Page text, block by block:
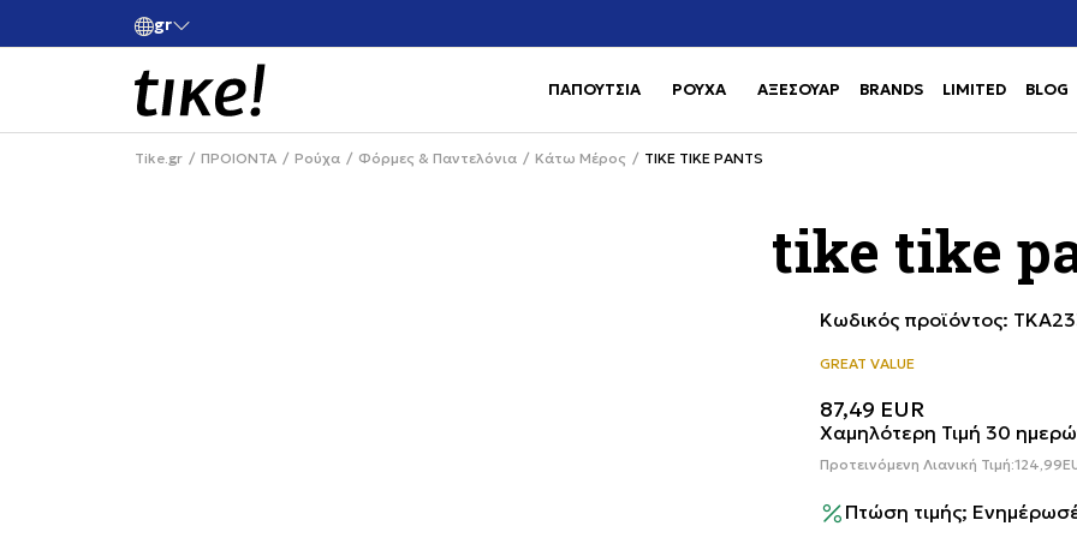
grΚάνε εγγραφή και κέρδισε -10% στην πρώτη σου αγορά
ΠΑΠΟΥΤΣΙΑ Use shift+Enter to open or close
ΡΟΥΧΑ Use shift+Enter to open or close
ΑΞΕΣΟΥΑΡ BRANDS LIMITED BLOG
Tike.gr ΠΡΟΙΟΝΤΑ Ρούχα Φόρμες & Παντελόνια Κάτω Μέρος TIKE TIKE PANTS
tike tike
Κωδικός προϊόντος:
GREAT VALUE
87,49 EUR
Χαμηλότερη Τιμή 30
Προτεινόμενη Λιανική Τιμή:124,99
Πτώση τιμής;